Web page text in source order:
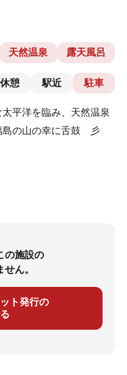
天然温泉 露天風呂
休憩 駅近 駐車
平洋を臨み、天然温泉
島の山の幸に舌鼓 彡
の施設の
ん。
ト発行の